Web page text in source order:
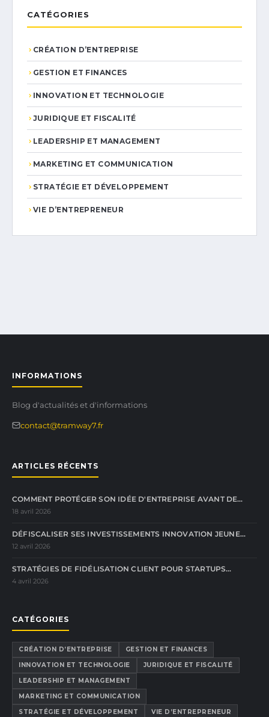
CATÉGORIES
CRÉATION D’ENTREPRISE
GESTION ET FINANCES
INNOVATION ET TECHNOLOGIE
JURIDIQUE ET FISCALITÉ
LEADERSHIP ET MANAGEMENT
MARKETING ET COMMUNICATION
STRATÉGIE ET DÉVELOPPEMENT
VIE D’ENTREPRENEUR
INFORMATIONS
Blog d'actualités et d'informations
contact@tramway7.fr
ARTICLES RÉCENTS
COMMENT PROTÉGER SON IDÉE D'ENTREPRISE AVANT DE…
18 avril 2026
DÉFISCALISER SES INVESTISSEMENTS INNOVATION JEUNE…
12 avril 2026
STRATÉGIES DE FIDÉLISATION CLIENT POUR STARTUPS…
4 avril 2026
CATÉGORIES
CRÉATION D’ENTREPRISE
GESTION ET FINANCES
INNOVATION ET TECHNOLOGIE
JURIDIQUE ET FISCALITÉ
LEADERSHIP ET MANAGEMENT
MARKETING ET COMMUNICATION
STRATÉGIE ET DÉVELOPPEMENT
VIE D’ENTREPRENEUR